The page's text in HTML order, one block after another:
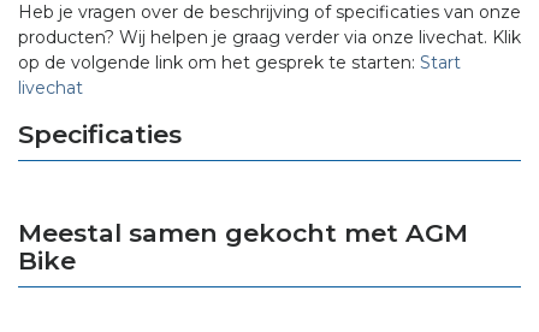
Heb je vragen over de beschrijving of specificaties van onze
producten? Wij helpen je graag verder via onze livechat. Klik
op de volgende link om het gesprek te starten: Start
livechat
Specificaties
Meestal samen gekocht met AGM
Bike